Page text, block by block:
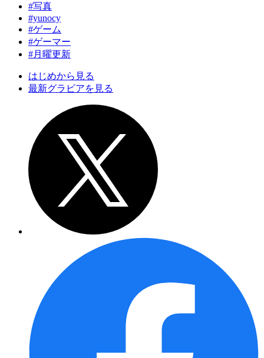
#写真
#yunocy
#ゲーム
#ゲーマー
#月曜更新
はじめから見る
最新グラビアを見る